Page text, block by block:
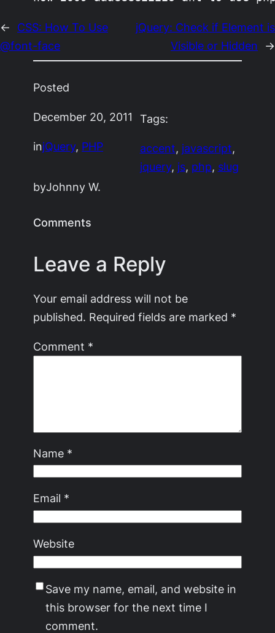
←
CSS: How To Use
@font-face
jQuery: Check if Element is
Visible or Hidden
→
Posted
December 20, 2011
injQuery, PHP
byJohnny W.
Tags:
accent, javascript
jquery, js, php, slug
Comments
Leave a Reply
Your email address will not be
published. Required fields are marked *
Comment *
Name *
Email *
Website
Save my name, email, and website in
this browser for the next time I
comment.